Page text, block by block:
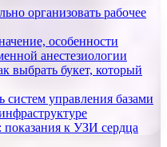
организовать рабочее
особенности
анестезиологии
выбрать букет, который
управления базами
показания к УЗИ сердца